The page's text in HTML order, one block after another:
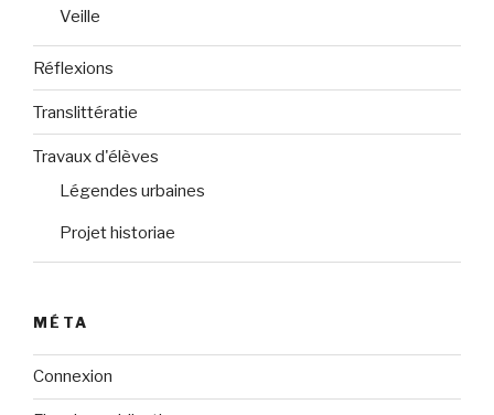
Veille
Réflexions
Translittératie
Travaux d'élèves
Légendes urbaines
Projet historiae
MÉTA
Connexion